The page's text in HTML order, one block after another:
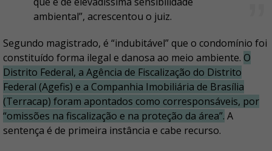
ambiental”, acrescentou o juiz.
Segundo magistrado, é “indubitável” que o condomínio foi
constituído forma ilegal e danosa ao meio ambiente. O
Distrito Federal, a Agência de Fiscalização do Distrito
Federal (Agefis) e a Companhia Imobiliária de Brasília
(Terracap) foram apontados como corresponsáveis, por
“omissões na fiscalização e na proteção da área”. A
sentença é de primeira instância e cabe recurso.